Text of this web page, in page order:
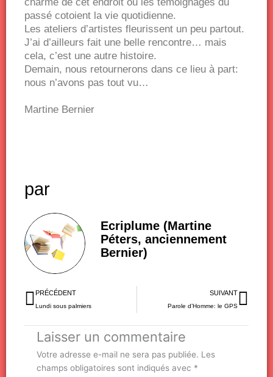
passé cotoient la vie quotidienne.
Les ateliers d’artistes fleurissent un peu partout.
J’ai d’ailleurs fait une belle rencontre… mais
cela, c’est une autre histoire.
Demain, nous retournerons dans ce lieu à part:
nous n’avons pas tout vu…
Martine Bernier
par
Ecriplume (Martine
Péters, anciennement
Bernier)
Précédent
PRÉCÉDENT
Lundi sous palmiers
SUIVANT
Parole d’Homme: le GPS
Laisser un commentaire
Votre adresse e-mail ne sera pas publiée. Les
champs obligatoires sont indiqués avec *